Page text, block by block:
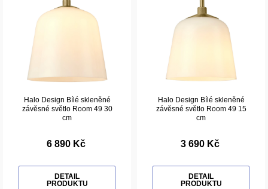
Halo Design Bílé skleněné
závěsné světlo Room 49 30
cm
6 890 Kč
DETAIL
PRODUKTU
Halo Design Bílé skleněné
závěsné světlo Room 49 15
cm
3 690 Kč
DETAIL
PRODUKTU